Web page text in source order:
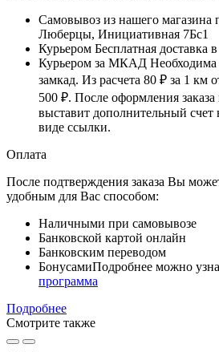
Самовывоз из нашего
Люберцы, Инициативная 7Бс1
Курьером Бесплатная
Курьером за МКАД Необходима
замкад. Из расчета 80 ₽ за 1 км
500 ₽. После оформления
выставит дополнительный
виде ссылки.
Оплата
После подтверждения заказа Вы
удобным для Вас способом:
Наличными при самовывозе
Банковской картой онлайн
Банковским переводом
БонусамиПодробнее можно
программа
Подробнее
Смотрите также